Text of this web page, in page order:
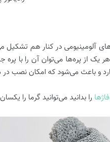
آلومینیومی در کنار هم تشکیل
یک از پره‌ها می‌توان آن را با
و باعث می‌شود که امکان نصب در
را بدانید می‌توانید گرما را